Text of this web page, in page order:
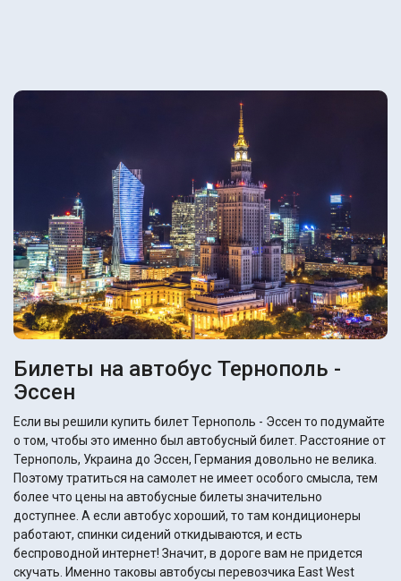
Билеты на автобус Тернополь -
Эссен
Если вы решили купить билет Тернополь - Эссен то подумайте
о том, чтобы это именно был автобусный билет. Расстояние от
Тернополь, Украина до Эссен, Германия довольно не велика.
Поэтому тратиться на самолет не имеет особого смысла, тем
более что цены на автобусные билеты значительно
доступнее. А если автобус хороший, то там кондиционеры
работают, спинки сидений откидываются, и есть
беспроводной интернет! Значит, в дороге вам не придется
скучать. Именно таковы автобусы перевозчика East West